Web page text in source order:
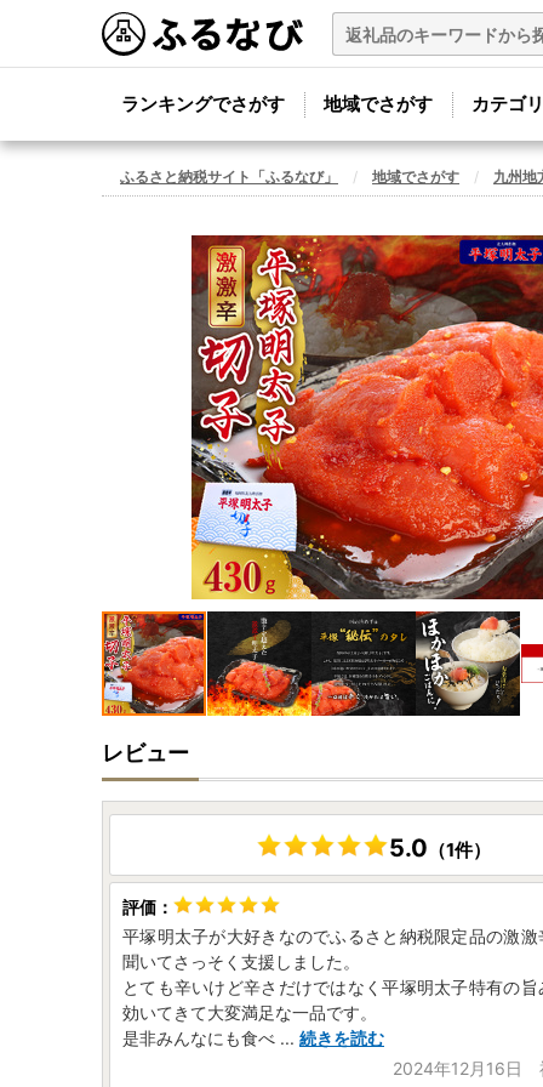
ランキングでさがす 地域でさがす カテゴ
ふるさと納税サイト「ふるなび」 地域でさがす 九州地
レビュー
5.0 （1件）
平塚明太子が大好きなのでふるさと納税限定品の激激
聞いてさっそく支援しました。
とても辛いけど辛さだけではなく平塚明太子特有の旨
効いてきて大変満足な一品です。
是非みんなにも食べ ... 続きを読む
2024年12月16日